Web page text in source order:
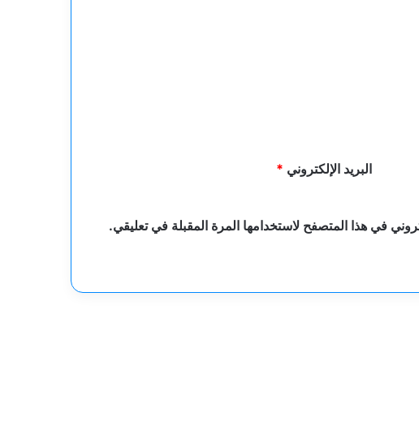
البريد الإلكتروني *
في هذا المتصفح لاستخدامها المرة المقبلة في تعليقي.